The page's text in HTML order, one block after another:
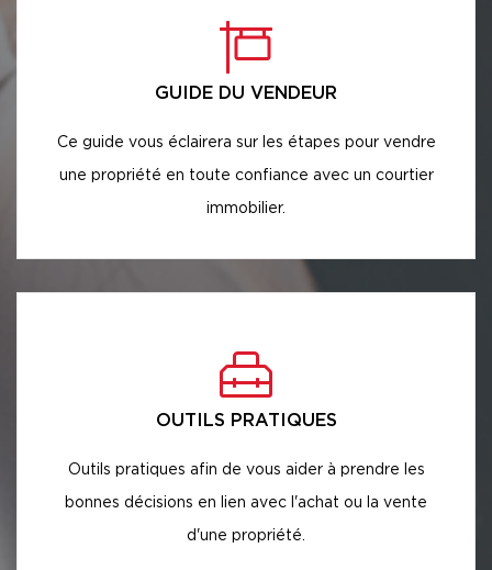
GUIDE DU VENDEUR
Ce guide vous éclairera sur les étapes pour vendre
une propriété en toute confiance avec un courtier
immobilier.
OUTILS PRATIQUES
Outils pratiques afin de vous aider à prendre les
bonnes décisions en lien avec l'achat ou la vente
d'une propriété.